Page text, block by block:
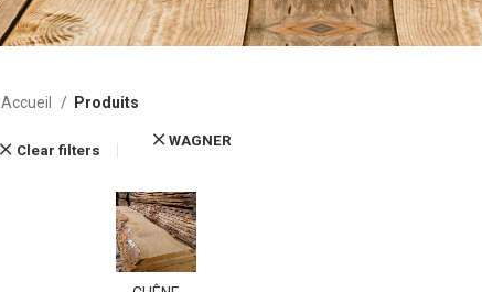
Accueil Produits
Clear filters
WAGNER